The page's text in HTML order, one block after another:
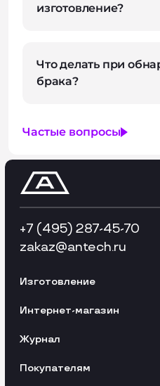
изготовление?
Что делать при
брака?
Частые вопросы
+7 (495) 287-45-70
zakaz@antech.ru
Изготовление
Интернет-магазин
Журнал
Покупателям